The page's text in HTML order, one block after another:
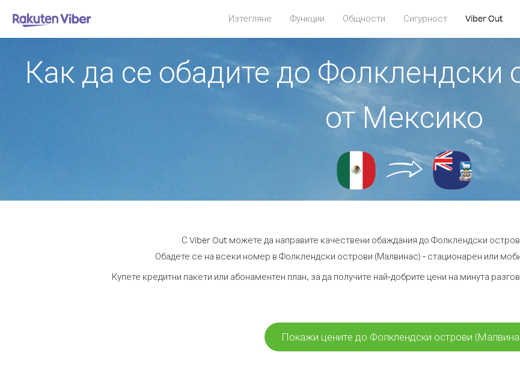
Изтегляне Функции Общности Сигурност Viber Out
Как да се обадите до Фолклендски
от Мексико
С Viber Out можете да направите качествени обаждания до Фолклендски
Обадете се на всеки номер в Фолклендски острови (Малвинас) - стационарен или
Купете кредитни пакети или абонаментен план, за да получите най-добрите цени на минута
Покажи цените до Фолклендски острови